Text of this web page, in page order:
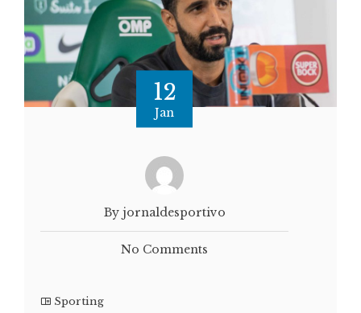
12
Jan
By jornaldesportivo
No Comments
Sporting